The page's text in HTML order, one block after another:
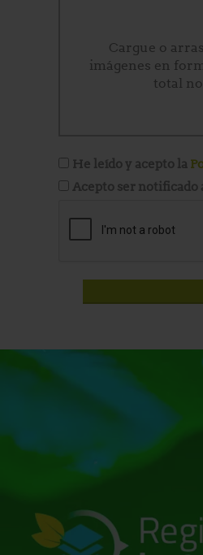
Cargue o
imágenes en
total
He leído y acepto la
Acepto ser